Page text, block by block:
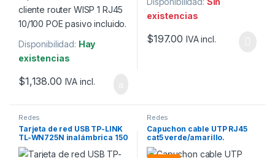
Disponibilidad: Hay
existencias
$1,138.00 IVA incl.
existencias
$197.00 IVA incl.
Redes
Tarjeta de red USB TP-LINK
TL-WN725N inalámbrica 150
MBPS 802.11N/G/B tamaño
nano.
Redes
Capuchon cable UTP RJ45
cat5 verde/amarillo.